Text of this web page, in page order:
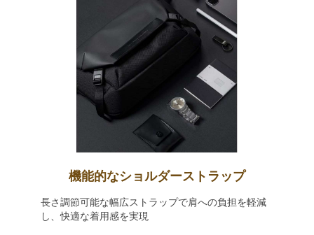
機能的なショルダーストラップ
長さ調節可能な幅広ストラップで肩への負担を軽減
し、快適な着用感を実現